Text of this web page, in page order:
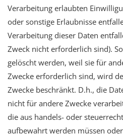
Verarbeitung erlaubten
oder sonstige Erlaubnisse
Verarbeitung dieser Daten
Zweck nicht erforderlich sind).
gelöscht werden, weil sie für
Zwecke erforderlich sind, wird
Zwecke beschränkt. D.h., die
nicht für andere Zwecke
die aus handels- oder
aufbewahrt werden müssen